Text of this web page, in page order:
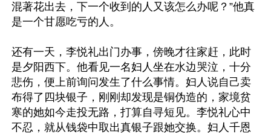
混著花出去，下一个收到的人又该怎么办呢？”他真
是一个甘愿吃亏的人。
还有一天，李悦礼出门办事，傍晚才往家赶，此时
是夕阳西下。他看见一名妇人坐在水边哭泣，十分
悲伤，便上前询问发生了什么事情。妇人说自己卖
布得了四块银子，刚刚却发现是铜伪造的，家境贫
寒的她如今走投无路，打算自寻短见。李悦礼心中
不忍，就从钱袋中取出真银子跟她交换。妇人千恩